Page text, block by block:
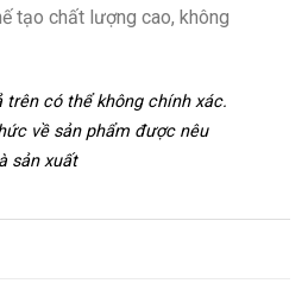
tạo chất lượng cao, không
trên có thể không chính xác.
về sản phẩm được nêu
sản xuất